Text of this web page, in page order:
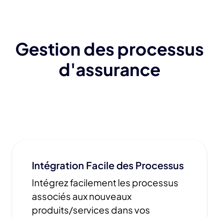
Gestion des processus
d'assurance
Intégration Facile des Processus
Intégrez facilement les processus
associés aux nouveaux
produits/services dans vos